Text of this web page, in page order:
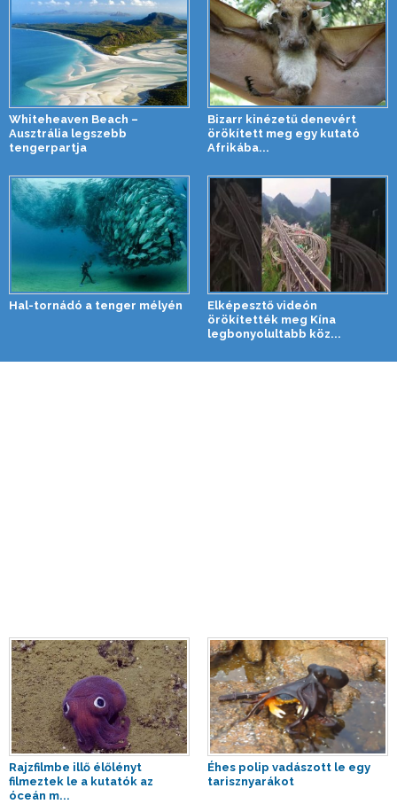
Whiteheaven Beach –
Ausztrália legszebb
tengerpartja
Bizarr kinézetű denevért
örökített meg egy kutató
Afrikába...
Hal-tornádó a tenger mélyén
Elképesztő videón
örökítették meg Kína
legbonyolultabb köz...
Rajzfilmbe illő élőlényt
filmeztek le a kutatók az
óceán m...
Éhes polip vadászott le egy
tarisznyarákot